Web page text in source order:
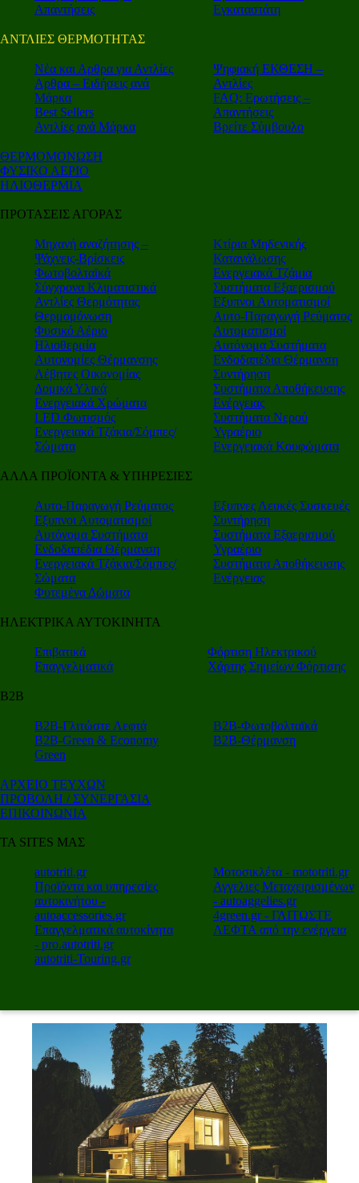
Απαντήσεις
Εγκαταστάτη
ΑΝΤΛΙΕΣ ΘΕΡΜΟΤΗΤΑΣ
Nέα και Αρθρα για Αντλίες
Αρθρα – Ειδήσεις ανά
Μάρκα
Best Sellers
Αντλίες ανά Μάρκα
Ψηφιακή ΕΚΘΕΣΗ –
Αντλίες
FAQ: Ερωτήσεις –
Απαντήσεις
Βρείτε Σύμβουλο
ΘΕΡΜΟΜΟΝΩΣΗ
ΦΥΣΙΚΟ ΑΕΡΙΟ
ΗΛΙΟΘΕΡΜΙΑ
ΠΡΟΤΑΣΕΙΣ ΑΓΟΡΑΣ
Μηχανή αναζήτησης –
Ψάχνεις-Βρίσκεις
Φωτοβολταϊκά
Σύγχρονα Κλιματιστικά
Αντλίες Θερμότητας
Θερμομόνωση
Φυσικό Αέριο
Ηλιοθερμία
Αυτονομίες Θέρμανσης
Λέβητες Οικονομίας
Δομικά Υλικά
Ενεργειακά Χρώματα
LED Φωτισμός
Ενεργειακά Τζάκια/Σόμπες/
Σώματα
Κτίρια Μηδενικής
Κατανάλωσης
Ενεργειακά Τζάμια
Συστήματα Εξαερισμού
Εξυπνοι Αυτοματισμοί
Αυτο-Παραγωγή Ρεύματος
Αυτοματισμοί
Αυτόνομα Συστήματα
Ενδοδαπέδια Θέρμανση
Συντήρηση
Συστήματα Αποθήκευσης
Ενέργειας
Συστήματα Νερού
Υγραέριο
Ενεργειακά Κουφώματα
ΑΛΛΑ ΠΡΟΪΟΝΤΑ & ΥΠΗΡΕΣΙΕΣ
Αυτο-Παραγωγή Ρεύματος
Εξυπνοι Αυτοματισμοί
Αυτόνομα Συστήματα
Ενδοδαπέδια Θέρμανση
Ενεργειακά Τζάκια/Σόμπες/
Σώματα
Φυτεμένα Δώματα
Εξυπνες Λευκές Συσκευές
Συντήρηση
Συστήματα Εξαερισμού
Υγραέριο
Συστήματα Αποθήκευσης
Ενέργειας
ΗΛΕΚΤΡΙΚΑ ΑΥΤΟΚΙΝΗΤΑ
Επιβατικά
Επαγγελματικά
Φόρτιση Ηλεκτρικού
Χάρτης Σημείων Φόρτισης
Β2Β
Β2Β-Γλιτώστε Λεφτά
Β2Β-Green & Economy
Green
Β2Β-Φωτοβολταϊκά
Β2Β-Θέρμανση
ΑΡΧΕΙΟ ΤΕΥΧΩΝ
ΠΡΟΒΟΛΗ / ΣΥΝΕΡΓΑΣΙΑ
ΕΠΙΚΟΙΝΩΝΙΑ
ΤΑ SITES ΜΑΣ
autotriti.gr
Προϊόντα και υπηρεσίες
αυτοκινήτου -
autoaccessories.gr
Επαγγελματικά αυτοκίνητα
- pro.autotriti.gr
autotriti-Touring.gr
Μοτοσικλέτα - mototriti.gr
Αγγελιες Μεταχειρισμένων
- autoaggelies.gr
4green.gr - ΓΛΙΤΩΣΤΕ
ΛΕΦΤΑ από την ενέργεια